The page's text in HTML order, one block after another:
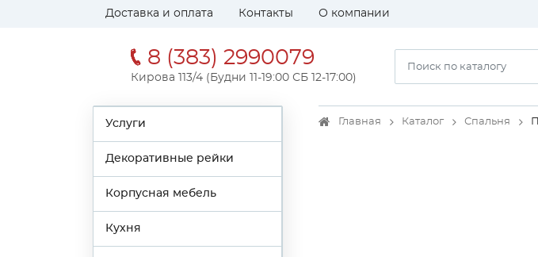
Доставка и оплата Контакты О компании
8 (383) 2990079
Кирова 113/4 (Будни 11-19:00 СБ 12-17:00)
Услуги
Декоративные рейки
Корпусная мебель
Кухня
Главная Каталог Спальня